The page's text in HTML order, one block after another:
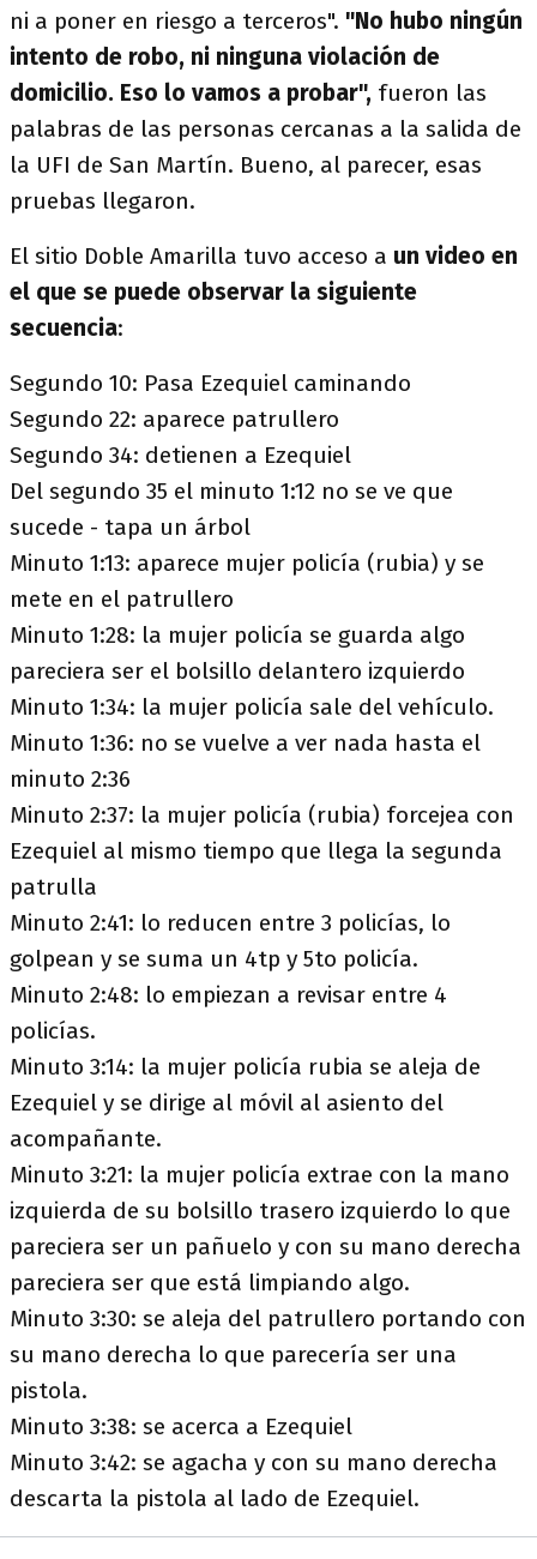
ni a poner en riesgo a terceros". "No hubo ningún
intento de robo, ni ninguna violación de
domicilio. Eso lo vamos a probar", fueron las
palabras de las personas cercanas a la salida de
la UFI de San Martín. Bueno, al parecer, esas
pruebas llegaron.
El sitio Doble Amarilla tuvo acceso a un video en
el que se puede observar la siguiente
secuencia:
Segundo 10: Pasa Ezequiel caminando
Segundo 22: aparece patrullero
Segundo 34: detienen a Ezequiel
Del segundo 35 el minuto 1:12 no se ve que
sucede - tapa un árbol
Minuto 1:13: aparece mujer policía (rubia) y se
mete en el patrullero
Minuto 1:28: la mujer policía se guarda algo
pareciera ser el bolsillo delantero izquierdo
Minuto 1:34: la mujer policía sale del vehículo.
Minuto 1:36: no se vuelve a ver nada hasta el
minuto 2:36
Minuto 2:37: la mujer policía (rubia) forcejea con
Ezequiel al mismo tiempo que llega la segunda
patrulla
Minuto 2:41: lo reducen entre 3 policías, lo
golpean y se suma un 4tp y 5to policía.
Minuto 2:48: lo empiezan a revisar entre 4
policías.
Minuto 3:14: la mujer policía rubia se aleja de
Ezequiel y se dirige al móvil al asiento del
acompañante.
Minuto 3:21: la mujer policía extrae con la mano
izquierda de su bolsillo trasero izquierdo lo que
pareciera ser un pañuelo y con su mano derecha
pareciera ser que está limpiando algo.
Minuto 3:30: se aleja del patrullero portando con
su mano derecha lo que parecería ser una
pistola.
Minuto 3:38: se acerca a Ezequiel
Minuto 3:42: se agacha y con su mano derecha
descarta la pistola al lado de Ezequiel.